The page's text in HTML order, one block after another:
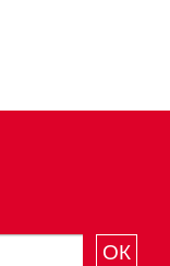
ОК